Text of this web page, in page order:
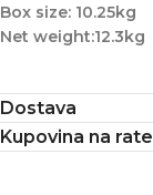
Box size: 10.25kg
Net weight:12.3kg
Dostava
Kupovina na rate